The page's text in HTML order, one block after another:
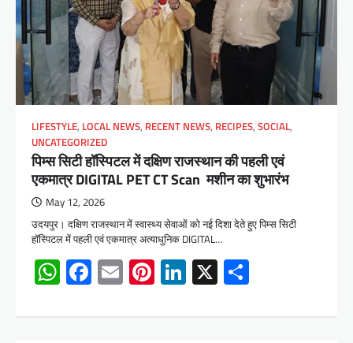
LIFESTYLE, LOCAL NEWS, RECENT NEWS, RECIPES, SOCIAL,
UNCATEGORIZED
पिम्स सिटी हॉस्पिटल में दक्षिण राजस्थान की पहली एवं
एकमात्र DIGITAL PET CT Scan मशीन का शुभारंभ
May 12, 2026
उदयपुर। दक्षिण राजस्थान में स्वास्थ्य सेवाओं को नई दिशा देते हुए पिम्स सिटी
हॉस्पिटल में पहली एवं एकमात्र अत्याधुनिक DIGITAL…
WhatsApp
Facebook
EmailPinterest
LinkedIn
X